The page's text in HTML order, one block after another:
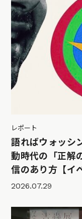
レポート
語ればウォッシ
動時代の「正解
信のあり方【イ
2026.07.29